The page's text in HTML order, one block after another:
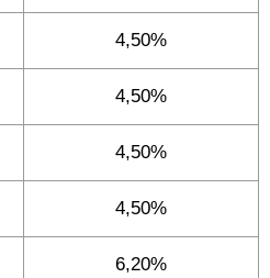
4,50%
4,50%
4,50%
4,50%
6,20%